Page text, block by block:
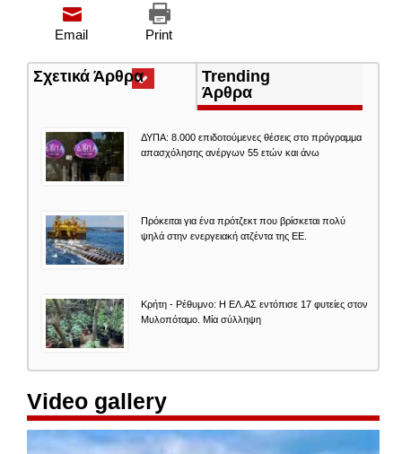
Print
Email
Σχετικά Άρθρα(ενεργή
καρτέλα)
Trending
Άρθρα
ΔΥΠΑ: 8.000 επιδοτούμενες θέσεις στο πρόγραμμα
απασχόλησης ανέργων 55 ετών και άνω
Πρόκειται για ένα πρότζεκτ που βρίσκεται πολύ
ψηλά στην ενεργειακή ατζέντα της ΕΕ.
Κρήτη - Ρέθυμνο: Η ΕΛ.ΑΣ εντόπισε 17 φυτείες στον
Μυλοπόταμο. Μία σύλληψη
Video gallery